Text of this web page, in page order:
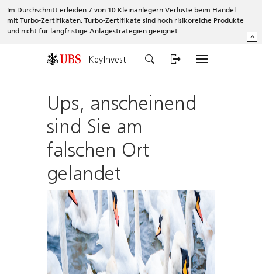
Im Durchschnitt erleiden 7 von 10 Kleinanlegern Verluste beim Handel
mit Turbo-Zertifikaten. Turbo-Zertifikate sind hoch risikoreiche Produkte
und nicht für langfristige Anlagestrategien geeignet.
^
KeyInvest
Ups, anscheinend
sind Sie am
falschen Ort
gelandet